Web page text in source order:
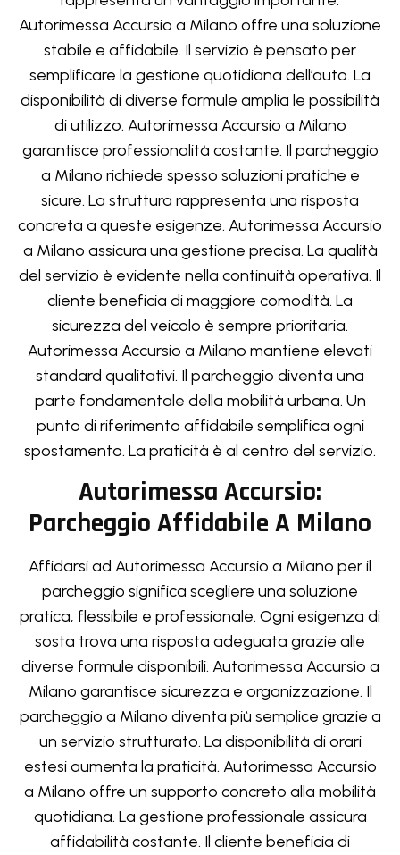
Autorimessa Accursio a Milano offre una soluzione
stabile e affidabile. Il servizio è pensato per
semplificare la gestione quotidiana dell’auto. La
disponibilità di diverse formule amplia le possibilità
di utilizzo. Autorimessa Accursio a Milano
garantisce professionalità costante. Il parcheggio
a Milano richiede spesso soluzioni pratiche e
sicure. La struttura rappresenta una risposta
concreta a queste esigenze. Autorimessa Accursio
a Milano assicura una gestione precisa. La qualità
del servizio è evidente nella continuità operativa. Il
cliente beneficia di maggiore comodità. La
sicurezza del veicolo è sempre prioritaria.
Autorimessa Accursio a Milano mantiene elevati
standard qualitativi. Il parcheggio diventa una
parte fondamentale della mobilità urbana. Un
punto di riferimento affidabile semplifica ogni
spostamento. La praticità è al centro del servizio.
Autorimessa Accursio:
Parcheggio Affidabile A Milano
Affidarsi ad Autorimessa Accursio a Milano per il
parcheggio significa scegliere una soluzione
pratica, flessibile e professionale. Ogni esigenza di
sosta trova una risposta adeguata grazie alle
diverse formule disponibili. Autorimessa Accursio a
Milano garantisce sicurezza e organizzazione. Il
parcheggio a Milano diventa più semplice grazie a
un servizio strutturato. La disponibilità di orari
estesi aumenta la praticità. Autorimessa Accursio
a Milano offre un supporto concreto alla mobilità
quotidiana. La gestione professionale assicura
affidabilità costante. Il cliente beneficia di